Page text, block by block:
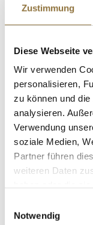
Zustimmung
Diese Webseite
Wir verwenden
personalisieren,
zu können und
analysieren.
Verwendung
soziale Medien,
Partner führen
weiteren Daten
Notwendig
St.
€ 3,89